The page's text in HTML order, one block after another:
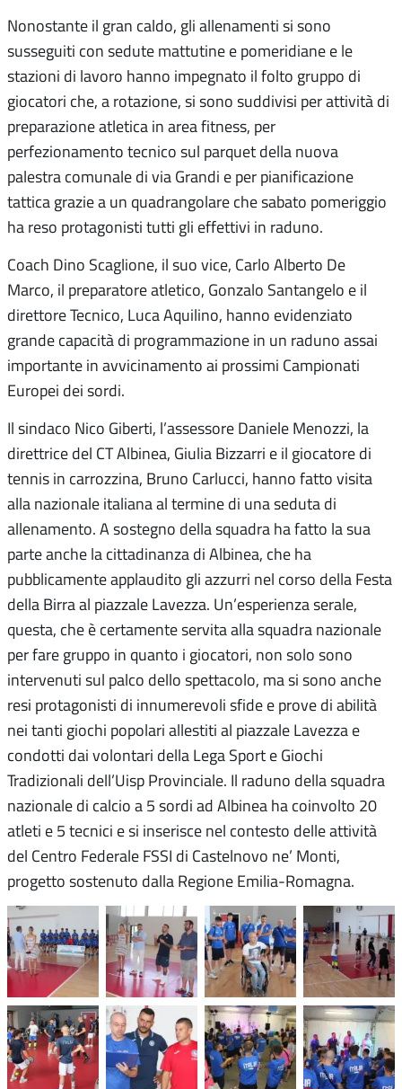
Nonostante il gran caldo, gli allenamenti si sono
susseguiti con sedute mattutine e pomeridiane e le
stazioni di lavoro hanno impegnato il folto gruppo di
giocatori che, a rotazione, si sono suddivisi per attività di
preparazione atletica in area fitness, per
perfezionamento tecnico sul parquet della nuova
palestra comunale di via Grandi e per pianificazione
tattica grazie a un quadrangolare che sabato pomeriggio
ha reso protagonisti tutti gli effettivi in raduno.
Coach Dino Scaglione, il suo vice, Carlo Alberto De
Marco, il preparatore atletico, Gonzalo Santangelo e il
direttore Tecnico, Luca Aquilino, hanno evidenziato
grande capacità di programmazione in un raduno assai
importante in avvicinamento ai prossimi Campionati
Europei dei sordi.
Il sindaco Nico Giberti, l’assessore Daniele Menozzi, la
direttrice del CT Albinea, Giulia Bizzarri e il giocatore di
tennis in carrozzina, Bruno Carlucci, hanno fatto visita
alla nazionale italiana al termine di una seduta di
allenamento. A sostegno della squadra ha fatto la sua
parte anche la cittadinanza di Albinea, che ha
pubblicamente applaudito gli azzurri nel corso della Festa
della Birra al piazzale Lavezza. Un’esperienza serale,
questa, che è certamente servita alla squadra nazionale
per fare gruppo in quanto i giocatori, non solo sono
intervenuti sul palco dello spettacolo, ma si sono anche
resi protagonisti di innumerevoli sfide e prove di abilità
nei tanti giochi popolari allestiti al piazzale Lavezza e
condotti dai volontari della Lega Sport e Giochi
Tradizionali dell’Uisp Provinciale. Il raduno della squadra
nazionale di calcio a 5 sordi ad Albinea ha coinvolto 20
atleti e 5 tecnici e si inserisce nel contesto delle attività
del Centro Federale FSSI di Castelnovo ne’ Monti,
progetto sostenuto dalla Regione Emilia-Romagna.